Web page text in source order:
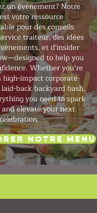
un événement? Notre
votre ressource
pour des conseils
traiteur, des idées
et d'insider
to help you
Whether you’re
high-impact corporate
back backyard bash,
you need to spark
elevate your next
notre menu